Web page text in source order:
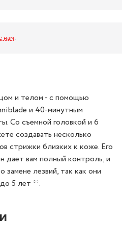
нам.
и телом - с помощью
и 40-минутным
Со съемной головкой и 6
создавать несколько
стрижки близких к коже. Его
дает вам полный контроль, и
замене лезвий, так как они
5 лет **.